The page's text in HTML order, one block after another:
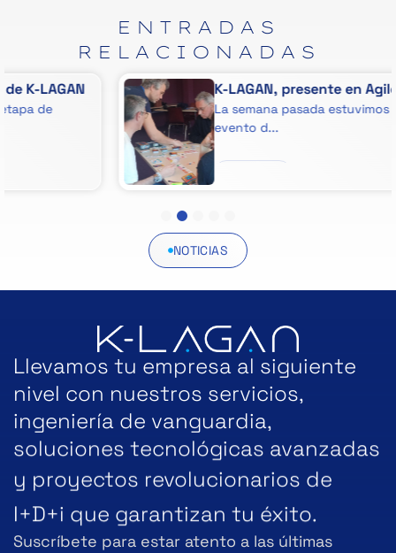
ENTRADAS
RELACIONADAS
K-LAGAN, presente en Agile Niort
La semana pasada estuvimos en Niort en el
evento d...
LEER MÁS
5
NOTICIAS
Llevamos tu empresa al siguiente
nivel con nuestros servicios,
ingeniería de vanguardia,
soluciones tecnológicas avanzadas
y proyectos revolucionarios de
I+D+i que garantizan tu éxito.
Suscríbete para estar atento a las últimas